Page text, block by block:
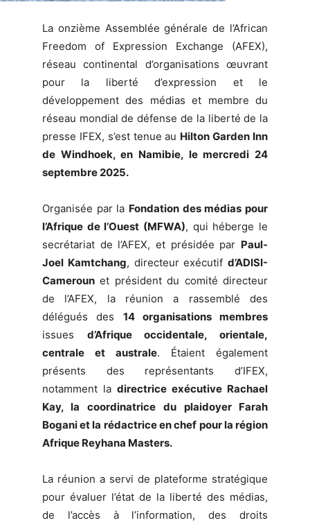
La onzième Assemblée générale de l’African
Freedom of Expression Exchange (AFEX),
réseau continental d’organisations œuvrant
pour la liberté d’expression et le
développement des médias et membre du
réseau mondial de défense de la liberté de la
presse IFEX, s’est tenue au Hilton Garden Inn
de Windhoek, en Namibie, le mercredi 24
septembre 2025.
Organisée par la Fondation des médias pour
l’Afrique de l’Ouest (MFWA), qui héberge le
secrétariat de l’AFEX, et présidée par Paul-
Joel Kamtchang, directeur exécutifd’ADISI-
Camerounet président du comité directeur
de l’AFEX, la réunion a rassemblé des
délégués des 14 organisations membres
issues d’Afrique occidentale, orientale,
centrale et australe. Étaient également
présents des représentants d’IFEX,
notamment la directrice exécutive Rachael
Kay, la coordinatrice du plaidoyer Farah
Bogani et la rédactrice en chef pour la région
Afrique Reyhana Masters.
La réunion a servi de plateforme stratégique
pour évaluer l’état de la liberté des médias,
de l’accès à l’information, des droits